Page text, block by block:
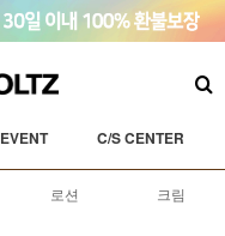
EVENT C/S CENTER
로션 크림